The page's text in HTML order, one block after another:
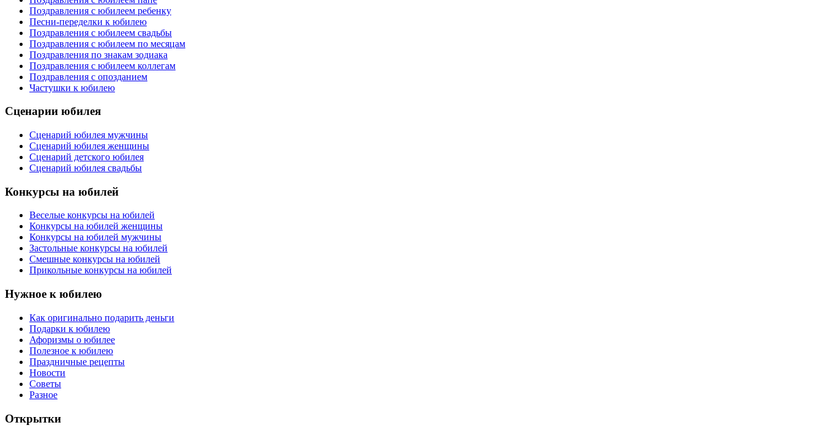
Поздравления с юбилеем ребенку
Песни-переделки к юбилею
Поздравления с юбилеем свадьбы
Поздравления с юбилеем по месяцам
Поздравления по знакам зодиака
Поздравления с юбилеем коллегам
Поздравления с опозданием
Частушки к юбилею
Сценарии юбилея
Сценарий юбилея мужчины
Сценарий юбилея женщины
Сценарий детского юбилея
Сценарий юбилея свадьбы
Конкурсы на юбилей
Веселые конкурсы на юбилей
Конкурсы на юбилей женщины
Конкурсы на юбилей мужчины
Застольные конкурсы на юбилей
Смешные конкурсы на юбилей
Прикольные конкурсы на юбилей
Нужное к юбилею
Как оригинально подарить деньги
Подарки к юбилею
Афоризмы о юбилее
Полезное к юбилею
Праздничные рецепты
Новости
Советы
Разное
Открытки